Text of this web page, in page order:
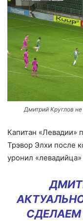
Дмитрий Круглов
Капитан «Левадии»
Трэвор Элхи после
уронил